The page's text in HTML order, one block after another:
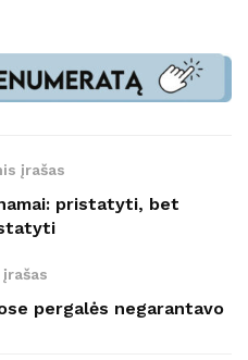
įrašas
pristatyti, bet
pergalės negarantavo